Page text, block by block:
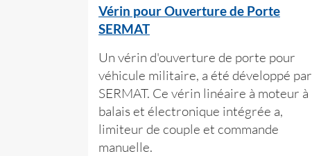
Vérin pour Ouverture de Porte
SERMAT
Un vérin d'ouverture de porte pour
véhicule militaire, a été développé par
SERMAT. Ce vérin linéaire à moteur à
balais et électronique intégrée a,
limiteur de couple et commande
manuelle.